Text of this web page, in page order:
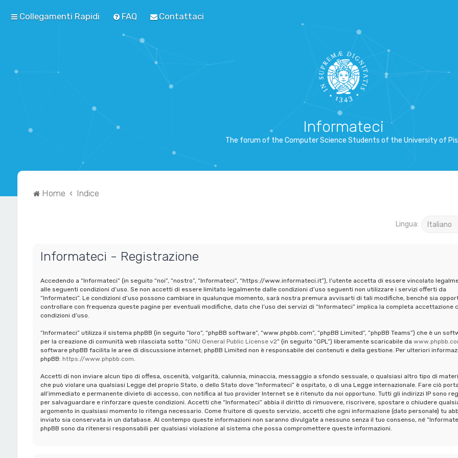
Collegamenti Rapidi FAQ Contattaci
Informateci
The forum of the Computer Science Students of the University of
Home Indice
Lingua:
Informateci - Registrazione
Accedendo a “Informateci” (in seguito “noi”, “nostro”, “Informateci”, “https://www.informateci.it”), l’utente accetta di essere vincolato
alle seguenti condizioni d’uso. Se non accetti di essere limitato legalmente dalle condizioni d’uso seguenti non utilizzare i servizi offerti da
“Informateci”. Le condizioni d’uso possono cambiare in qualunque momento, sarà nostra premura avvisarti di tali modifiche, benché sia
controllare con frequenza queste pagine per eventuali modifiche, dato che l’uso dei servizi di “Informateci” implica la completa accettazione
condizioni d’uso.
“Informateci” utilizza il sistema phpBB (in seguito “loro”, “phpBB software”, “www.phpbb.com”, “phpBB Limited”, “phpBB Teams”) che è un
per la creazione di comunità web rilasciata sotto “GNU General Public License v2” (in seguito “GPL”) liberamente scaricabile da
software phpBB facilita le aree di discussione internet; phpBB Limited non è responsabile dei contenuti e della gestione. Per ulteriori
phpBB: https://www.phpbb.com.
Accetti di non inviare alcun tipo di offesa, oscenità, volgarità, calunnia, minaccia, messaggio a sfondo sessuale, o qualsiasi altro tipo di
che può violare una qualsiasi Legge del proprio Stato, o dello Stato dove “Informateci” è ospitato, o di una Legge internazionale. Fare ciò
all’immediato e permanente divieto di accesso, con notifica al tuo provider Internet se è ritenuto da noi opportuno. Tutti gli indirizzi IP sono
per salvaguardare e rinforzare queste condizioni. Accetti che “Informateci” abbia il diritto di rimuovere, riscrivere, spostare o chiudere
argomento in qualsiasi momento lo ritenga necessario. Come fruitore di questo servizio, accetti che ogni informazione (dato personale) tu
inviato sia conservata in un database. Al contempo queste informazioni non saranno divulgate a nessuno senza il tuo consenso, né
phpBB sono da ritenersi responsabili per qualsiasi violazione al sistema che possa compromettere queste informazioni.